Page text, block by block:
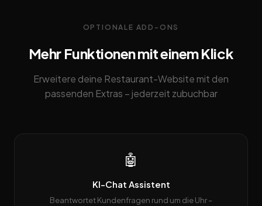
OPTIONALE ADD-ONS
Mehr Funktionen mit einem Klick
Erweitere deine Restaurant-Website mit den
passenden Extras – jederzeit zubuchbar
🤖
KI-Chat Assistent
Beantwortet Kundenfragen rund um die Uhr –